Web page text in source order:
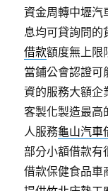
資金周轉中壢汽
息均可貸詢問的
借款額度無上限
當鋪公會認證可
資的服務大額企
客製化製造最高
人服務龜山汽車
部分小額借款有
借款保健食品車